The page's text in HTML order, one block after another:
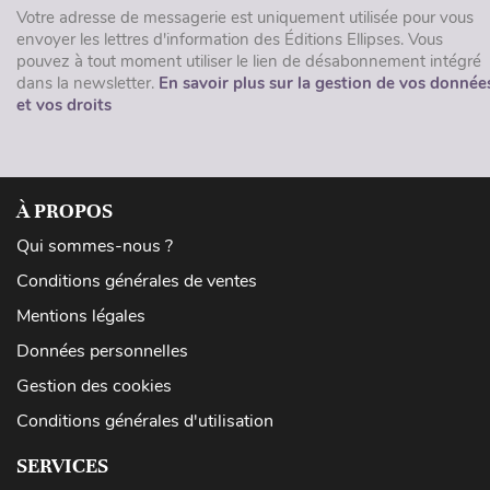
Votre adresse de messagerie est uniquement utilisée pour vous
envoyer les lettres d'information des Éditions Ellipses. Vous
pouvez à tout moment utiliser le lien de désabonnement intégré
dans la newsletter. En savoir plus sur la gestion de vos
et vos droits
À PROPOS
Qui sommes-nous ?
Conditions générales de ventes
Mentions légales
Données personnelles
Gestion des cookies
Conditions générales d'utilisation
SERVICES